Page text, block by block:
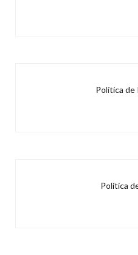
Política de
Política